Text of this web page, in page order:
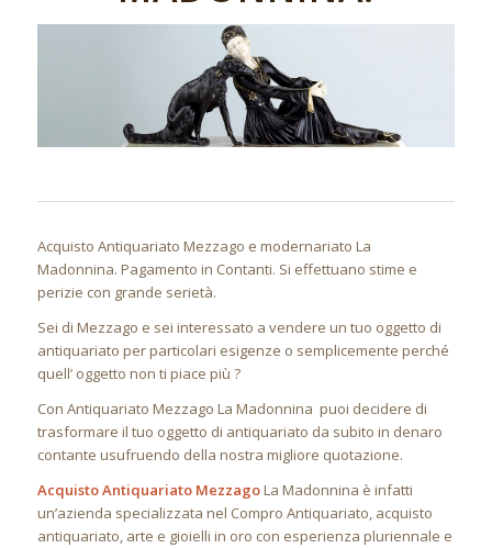
Acquisto Antiquariato Mezzago e modernariato La
Madonnina. Pagamento in Contanti. Si effettuano stime e
perizie con grande serietà.
Sei di Mezzago e sei interessato a vendere un tuo oggetto di
antiquariato per particolari esigenze o semplicemente perché
quell’ oggetto non ti piace più ?
Con Antiquariato Mezzago La Madonnina puoi decidere di
trasformare il tuo oggetto di antiquariato da subito in denaro
contante usufruendo della nostra migliore quotazione.
Acquisto Antiquariato MezzagoLa Madonnina è infatti
un’azienda specializzata nel Compro Antiquariato, acquisto
antiquariato, arte e gioielli in oro con esperienza pluriennale e